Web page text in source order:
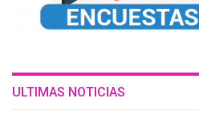
ULTIMAS NOTICIAS